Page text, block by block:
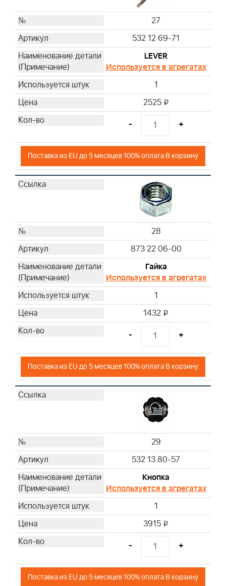
27
532 12 69-71
LEVER
Используется в агрегатах
1
2525 i
- +
Поставка из EU до 5 месяцев 100% оплата В корзину
28
873 22 06-00
Гайка
Используется в агрегатах
1
1432 i
- +
Поставка из EU до 5 месяцев 100% оплата В корзину
29
532 13 80-57
Кнопка
Используется в агрегатах
1
3915 i
- +
Поставка из EU до 5 месяцев 100% оплата В корзину